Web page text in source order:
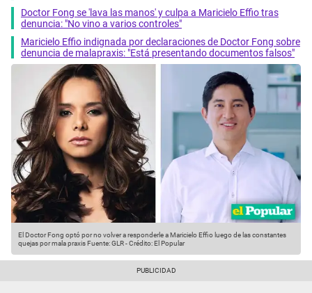
Doctor Fong se 'lava las manos' y culpa a Maricielo Effio tras
denuncia: "No vino a varios controles"
Maricielo Effio indignada por declaraciones de Doctor Fong sobre
denuncia de malapraxis: "Está presentando documentos falsos"
El Doctor Fong optó por no volver a responderle a Maricielo Effio luego de las constantes
quejas por mala praxisFuente: GLR-Crédito: El Popular